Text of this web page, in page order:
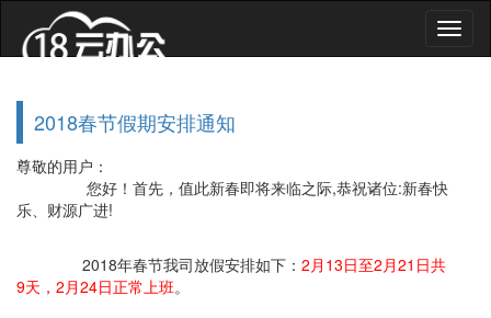
2018春节假期安排通知
尊敬的用户：
您好！首先，值此新春即将来临之际,恭祝诸位:新春快
乐、财源广进!
2018年春节我司放假安排如下： 2月13日至2月21日共
9天，2月24日正常上班。